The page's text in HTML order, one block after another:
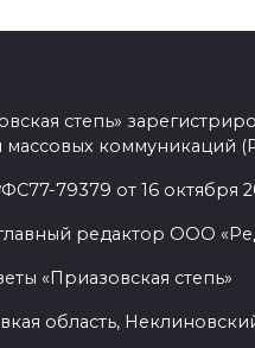
степь»
коммуникаций
79379 от 16 октября
редактор ООО
«Приазовская степь»
область,